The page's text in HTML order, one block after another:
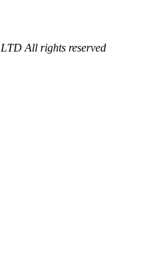
All rights reserved